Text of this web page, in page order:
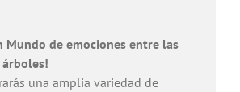
Mundo de emociones entre las
una amplia variedad de